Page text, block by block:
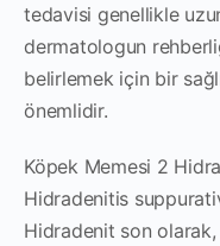
tedavisi genellikle
dermatologun
belirlemek için bir
önemlidir.
Köpek Memesi 2
Hidradenitis
Hidradenit son